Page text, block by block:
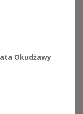
Okudżawy